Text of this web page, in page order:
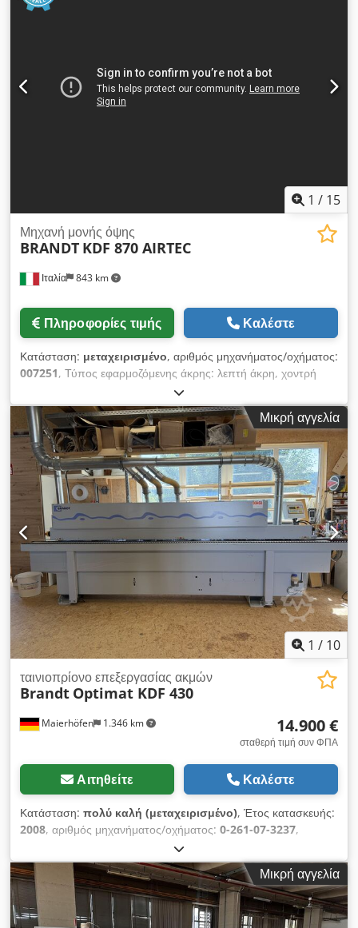
1 / 15
Ιταλία 843 km
Μηχανή μονής όψης
BRANDT KDF 870 AIRTEC
Πληροφορίες τιμής Καλέστε
Κατάσταση: μεταχειρισμένο, αριθμός μηχανήματος/οχήματος:
007251, Τύπος εφαρμοζόμενης άκρης: λεπτή άκρη, χοντρή
άκρη, μασίφ ξύλο Σύστημα κόλλησης: EVA, θερμός αέρας
Φρεζάρισμα αρμών: ναι Πολυλειτουργική μονάδα: ναι Μέγιστο.
Ταχύτητα κίνησης: 20 m/min Μέγιστο πάχος πάνελ: 60 mm
Μονάδες εργασίας: 8 nr Chsdpfxjtvrf Tj Aflja
Μικρή αγγελία
1 / 10
Maierhöfen 1.346 km
ταινιοπρίονο επεξεργασίας ακμών
Brandt Optimat KDF 430
14.900 €
σταθερή τιμή συν ΦΠΑ
Αιτηθείτε Καλέστε
Κατάσταση: πολύ καλή (μεταχειρισμένο), Έτος κατασκευής:
2008, αριθμός μηχανήματος/οχήματος: 0-261-07-3237,
πλήρως λειτουργικό
ύψος τεμαχίου εργασίας (μέγ.):60 χιλ., μέγ. πάχος ακμής:6
χιλ.
, τύπος ρύθμισης ύψους:μηχανικός, τύπος
ενεργοποίησης: ηλεκτρικός, συνολικό ύψος:1.580 χιλ.,
συνολικό μήκος:
4.860 χιλ. , συνολικό πλάτος:1.130 χιλ.,
Μικρή αγγελία